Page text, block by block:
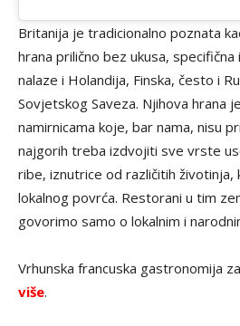
Britanija je tradicionalno poznata
hrana prilično bez ukusa,
nalaze i Holandija, Finska, često i
Sovjetskog Saveza. Njihova hrana
namirnicama koje, bar nama, nisu
najgorih treba izdvojiti sve vrste
ribe, iznutrice od različitih
lokalnog povrća. Restorani u tim
govorimo samo o lokalnim i
Vrhunska francuska gastronomija
više.